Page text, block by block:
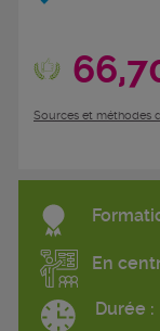
Sources et méthodes
En
Durée :